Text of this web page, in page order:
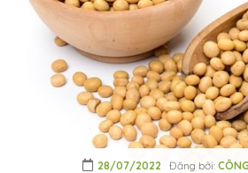
28/07/2022 Đăng bởi: